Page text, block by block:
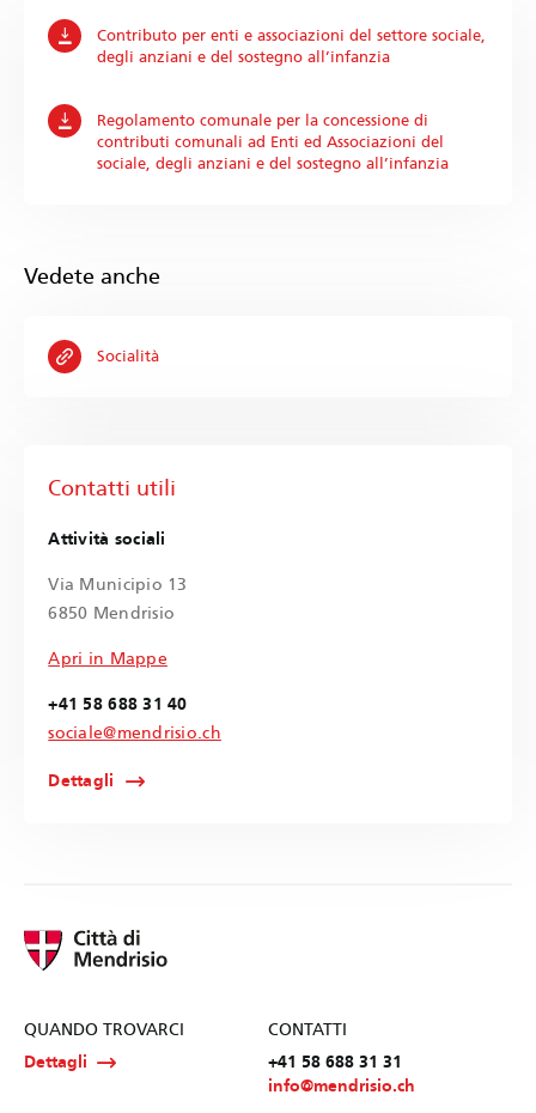
Contributo per enti e associazioni del settore sociale,
degli anziani e del sostegno all’infanzia
Regolamento comunale per la concessione di
contributi comunali ad Enti ed Associazioni del
sociale, degli anziani e del sostegno all’infanzia
Vedete anche
Socialità
Contatti utili
Attività sociali
Via Municipio 13
6850 Mendrisio
Apri in Mappe
+41 58 688 31 40
sociale@mendrisio.ch
Dettagli
QUANDO TROVARCI
Dettagli
CONTATTI
+41 58 688 31 31
info@mendrisio.ch